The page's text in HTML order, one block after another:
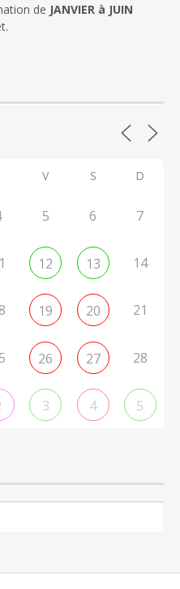
de JANVIER à JUIN
V S D
5 6 7
12 13 14
19 20 21
26 27 28
3 4 5